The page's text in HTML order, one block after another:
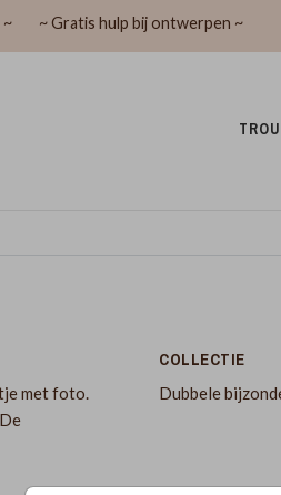
~ ~ Gratis hulp bij ontwerpen ~
met foto.
COLLECTIE
Dubbele